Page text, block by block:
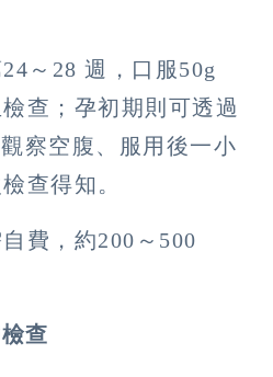
～28 週，口服50g
查；孕初期則可透過
察空腹、服用後一小
查得知。
費，約200～500
查